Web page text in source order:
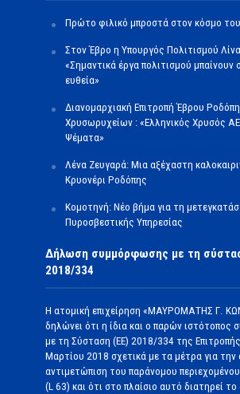
Πρώτο φιλικό μπροστά στον κόσμο
Στον Έβρο η Υπουργός Πολιτισμού
«Σημαντικά έργα πολιτισμού μπαίνουν
ευθεία»
Διανομαρχιακή Επιτροπή Έβρου
Χρυσωρυχείων : «Ελληνικός Χρυσός
Ψέματα»
Λένα Ζευγαρά: Μια αξέχαστη
Κρυονέρι Ροδόπης
Κομοτηνή: Νέο βήμα για τη
Πυροσβεστικής Υπηρεσίας
Δήλωση συμμόρφωσης με τη
2018/334
Η ατομική επιχείρηση «ΜΑΥΡΟΜΑΤΗΣ Γ.
δηλώνει ότι η ίδια και ο παρών ιστότοπος
με τη Σύσταση (ΕΕ) 2018/334 της
Μαρτίου 2018 σχετικά με τα μέτρα για την
αντιμετώπιση του παράνομου
(L 63) και ότι στο πλαίσιο αυτό διατηρεί